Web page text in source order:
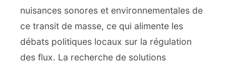
nuisances sonores et environnementales de
ce transit de masse, ce qui alimente les
débats politiques locaux sur la régulation
des flux. La recherche de solutions